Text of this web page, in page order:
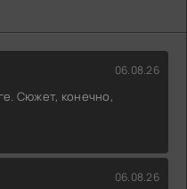
06.08.26
Сюжет, конечно,
06.08.26